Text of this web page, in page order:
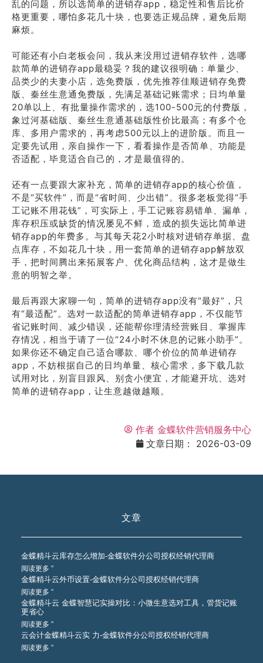
乱的问题，所以选简单的进销存app，稳定性和售后比价
格更重要，哪怕多花几十块，也要选正规品牌，避免后期
麻烦。
可能还有小白老板会问，我从来没用过进销存软件，选哪
款简单的进销存app最稳妥？我的建议很明确：单量少、
品类少的夫妻小店，选免费版，优先推荐佳顺进销存免费
版、秦丝生意通免费版，先满足基础记账需求；日均单量
20单以上、有批量操作需求的，选100-500元的付费版，
象过河基础版、秦丝生意通基础版性价比最高；有多个仓
库、多用户需求的，再考虑500元以上的进阶版。而且一
定要先试用，亲自操作一下，看看操作是否简单、功能是
否适配，毕竟适合自己的，才是最值得的。
还有一点要跟大家补充，简单的进销存app的核心价值，
不是“买软件”，而是“省时间、少出错”。很多老板觉得“手
工记账不用花钱”，可实际上，手工记账容易错单、漏单，
库存积压或缺货的情况屡见不鲜，造成的损失远比简单进
销存app的年费多。与其每天花2小时核对进销存单据、盘
点库存，不如花几十块，用一套简单的进销存app解放双
手，把时间腾出来拓展客户、优化商品结构，这才是做生
意的明智之举。
最后再跟大家聊一句，简单的进销存app没有“最好”，只
有“最适配”。选对一款适配的简单进销存app，不仅能节
省记账时间、减少错误，还能帮你理清经营账目、掌握库
存情况，相当于请了一位“24小时不休息的记账小助手”。
如果你还不确定自己适合哪款、哪个价位的简单进销存
app，不妨根据自己的日均单量、核心需求，多下载几款
试用对比，别盲目跟风、别贪小便宜，才能避开坑、选对
简单的进销存app，让生意越做越顺。
作者 金蝶软件营销服务中心
文章日期：
2026-03-09
文章
金蝶精斗云库存怎么增加-金蝶软件分公司授权经销代理商
阅读更多 ”
金蝶精斗云外币设置-金蝶软件分公司授权经销代理商
阅读更多 ”
金蝶精斗云 金蝶智慧记实操对比：小微生意选对工具，管货记账
更省心
阅读更多 ”
云会计金蝶精斗云实 力-金蝶软件分公司授权经销代理商
阅读更多 ”